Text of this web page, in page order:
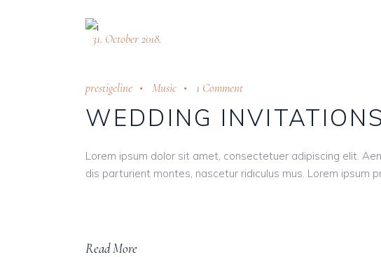
31. October 2018.
prestigeline Music 1 Comment
WEDDING INVITATIONS
Lorem ipsum dolor sit amet, consectetuer adipiscing elit.
dis parturient montes, nascetur ridiculus mus. Lorem ipsum
Read More